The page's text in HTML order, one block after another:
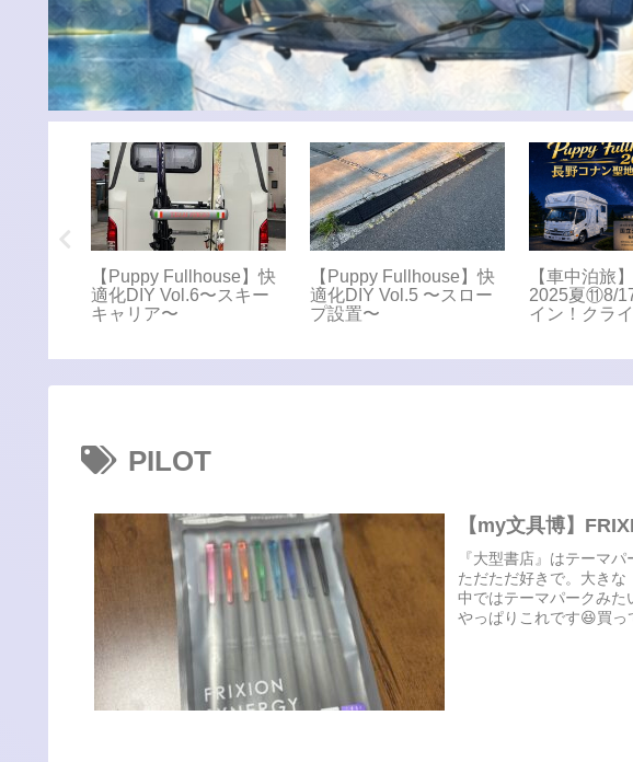
【Puppy Fullhouse】快
適化DIY Vol.6〜スキー
キャリア〜
【Puppy Fullhouse】快
適化DIY Vol.5 〜スロー
プ設置〜
【車中泊旅
2025夏⑪8/
イン！クラ
PILOT
【my文具博】
『大型書店』はテーマ
ただただ好きで。大き
中ではテーマパークみ
やっぱりこれです😆買